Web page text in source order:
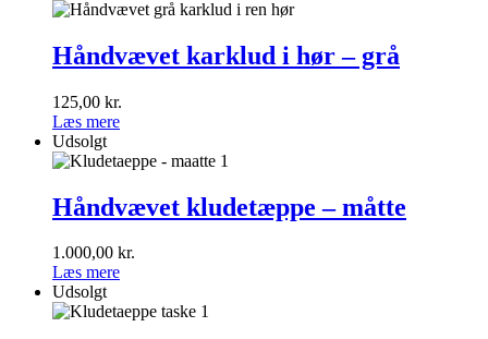
karklud
i
–
grå
Håndvævet karklud i hør – grå
125,00 kr.
Læs mere
Udsolgt
kludetæppe
–
Håndvævet kludetæppe – måtte
1.000,00 kr.
Læs mere
Udsolgt